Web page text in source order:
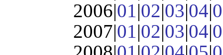
2006|01|02|03|04|
2007|01|02|03|04|